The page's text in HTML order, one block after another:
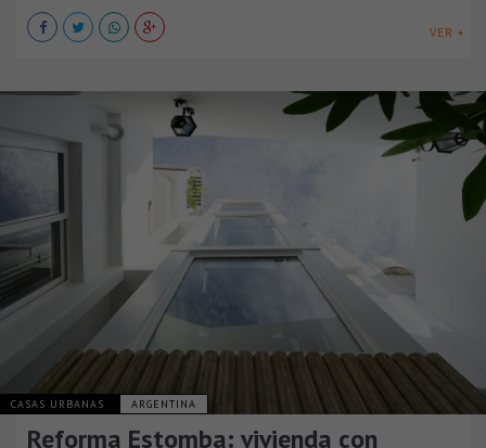
VER +
CASAS URBANAS ARGENTINA
Reforma Estomba: vivienda con